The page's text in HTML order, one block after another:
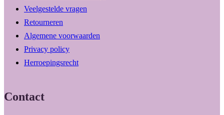
Veelgestelde vragen
Retourneren
Algemene voorwaarden
Privacy policy
Herroepingsrecht
Contact